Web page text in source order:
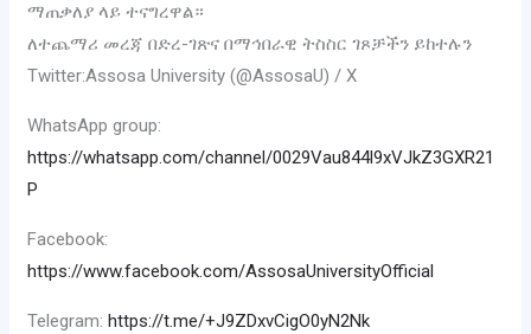
ማጠቃለያ ላይ ተናግረዋል።
ለተጨማሪ መረጃ በድረ-ገጽና በማኅበራዊ ትስስር ገጾቻችን ይከተሉን
Twitter:Assosa University (@AssosaU) / X
WhatsApp group:
https://whatsapp.com/channel/0029Vau844l9xVJkZ3GXR21
P
Facebook:
https://www.facebook.com/AssosaUniversityOfficial
Telegram: https://t.me/+J9ZDxvCigO0yN2Nk